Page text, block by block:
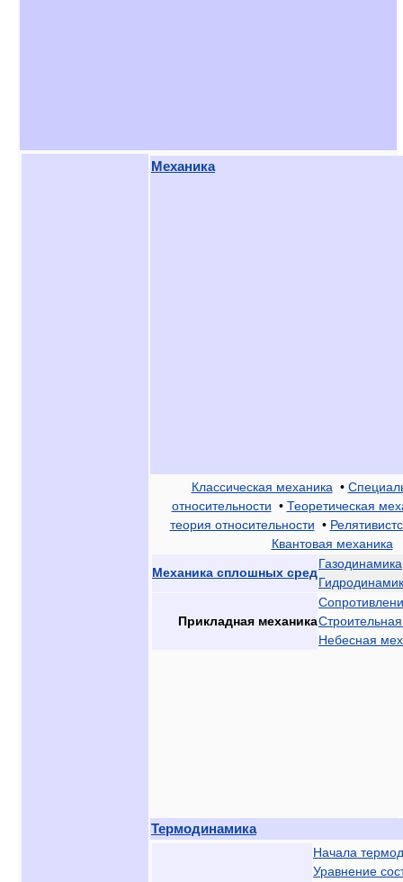
Механика
Классическая механика •
относительности • Теоретическая
теория относительности •
Квантовая механика
Механика сплошных сред
Газодинамика
Прикладная механика
Небесная
Термодинамика
Начала
Уравнение